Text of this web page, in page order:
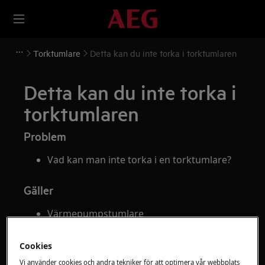
Torktumlare Detta kan du inte torka i torktumlaren
Detta kan du inte torka i
torktumlaren
Problem
Vad kan man inte torka i en torktumlare?
Gäller
Värmepumpstumlare
Lösning
Cookies
Vi använder cookies och andra tekniker för att optimera vår webbplats